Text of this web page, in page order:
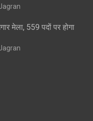
मेला, 559 पदों पर होगा